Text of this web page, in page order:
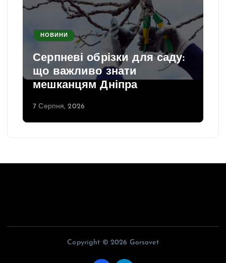
НОВИНИ
Серпневі обрізки для саду:
що важливо знати
мешканцям Дніпра
7 Серпня, 2026
Copyright © 2026 Gorsovet